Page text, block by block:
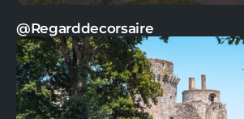
@Regarddecorsaire